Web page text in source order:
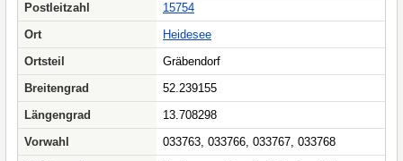
Postleitzahl
15754
Ort
Heidesee
Ortsteil
Gräbendorf
Breitengrad
52.239155
Längengrad
13.708298
Vorwahl
033763, 033766, 033767, 033768